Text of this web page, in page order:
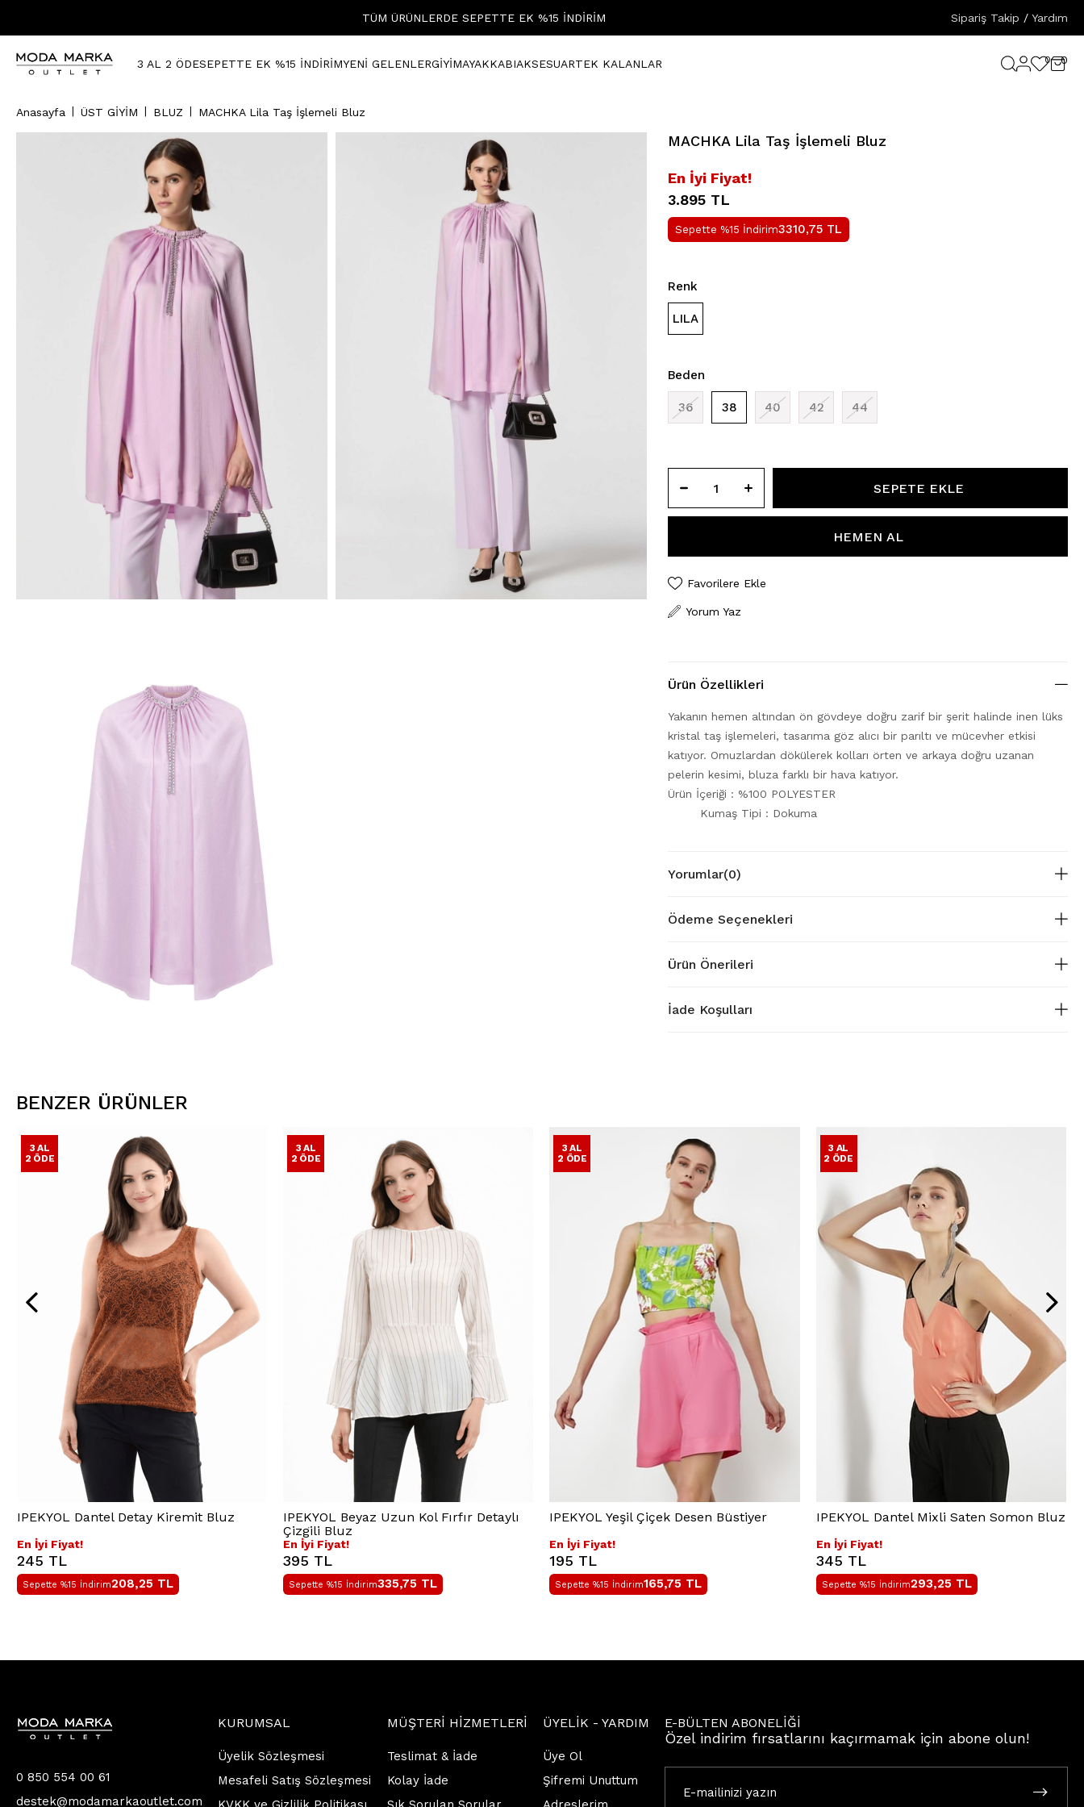
TÜM ÜRÜNLERDE SEPETTE EK %15 İNDİRİM Sipariş Takip / Yardım
3 AL 2 ÖDESEPETTE EK %15 İNDİRİMYENİ GELENLERGİYİMAYAKKABIAKSESUARTEK KALANLAR 0 0
Anasayfa ÜST GİYİM BLUZ MACHKA Lila Taş İşlemeli Bluz
MACHKA Lila Taş İşlemeli Bluz
En İyi Fiyat!
3.895 TL
Sepette %15 İndirim3310,75 TL
Renk
LILA
Beden
36 38 40 42 44
Favorilere Ekle
Yorum Yaz
Ürün Özellikleri
Yakanın hemen altından ön gövdeye doğru zarif bir şerit halinde inen lüks
kristal taş işlemeleri, tasarıma göz alıcı bir parıltı ve mücevher etkisi
katıyor. Omuzlardan dökülerek kolları örten ve arkaya doğru uzanan
pelerin kesimi, bluza farklı bir hava katıyor.
Ürün İçeriği : %100 POLYESTER
Kumaş Tipi : Dokuma
Yorumlar(0)
Ödeme Seçenekleri
Ürün Önerileri
İade Koşulları
BENZER ÜRÜNLER
3 AL
2 ÖDE
IPEKYOL Dantel Detay Kiremit Bluz
En İyi Fiyat!
245 TL
Sepette %15 İndirim208,25 TL
3 AL
2 ÖDE
IPEKYOL Beyaz Uzun Kol Fırfır Detaylı
Çizgili Bluz
En İyi Fiyat!
395 TL
Sepette %15 İndirim335,75 TL
3 AL
2 ÖDE
IPEKYOL Yeşil Çiçek Desen Büstiyer
En İyi Fiyat!
195 TL
Sepette %15 İndirim165,75 TL
3 AL
2 ÖDE
IPEKYOL Dantel Mixli Saten Somon Bluz
En İyi Fiyat!
345 TL
Sepette %15 İndirim293,25 TL
0 850 554 00 61
destek@modamarkaoutlet.com
KURUMSAL
Üyelik Sözleşmesi
Mesafeli Satış Sözleşmesi
MÜŞTERİ HİZMETLERİ
Teslimat & İade
Kolay İade
ÜYELİK - YARDIM
Üye Ol
Şifremi Unuttum
E-BÜLTEN ABONELİĞİ
Özel indirim fırsatlarını kaçırmamak için abone olun!